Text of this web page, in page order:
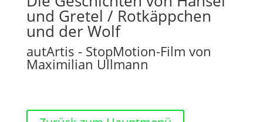
und Gretel / Rotkäppchen
und der Wolf
autArtis - StopMotion-Film von
Maximilian Ullmann